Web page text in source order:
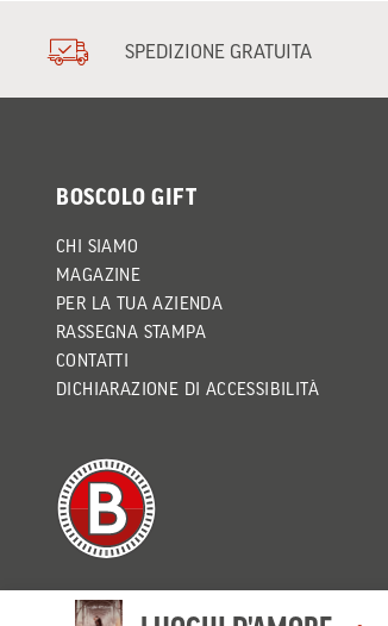
SPEDIZIONE GRATUITA
BOSCOLO GIFT
CHI SIAMO
MAGAZINE
PER LA TUA AZIENDA
RASSEGNA STAMPA
CONTATTI
DICHIARAZIONE DI ACCESSIBILITÀ